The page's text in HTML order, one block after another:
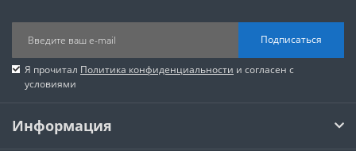
Подписаться
Я прочитал Политика конфиденциальности и согласен с
условиями
Информация